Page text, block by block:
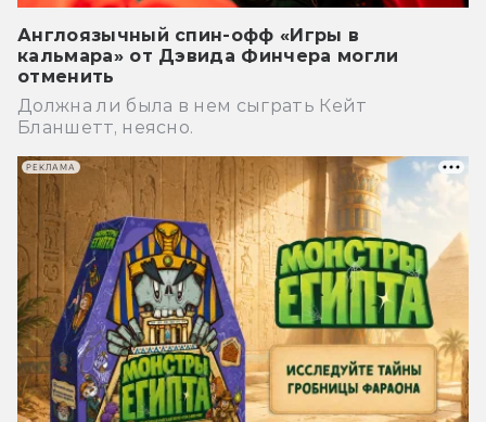
Англоязычный спин-офф «Игры в
кальмара» от Дэвида Финчера могли
отменить
Должна ли была в нем сыграть Кейт
Бланшетт, неясно.
РЕКЛАМА